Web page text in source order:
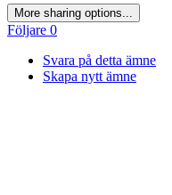
More sharing options...
Följare 0
Svara på detta ämne
Skapa nytt ämne